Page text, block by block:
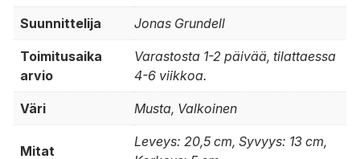
Suunnittelija Jonas Grundell
Toimitusaika
arvio
Varastosta 1-2 päivää, tilattaessa
4-6 viikkoa.
Väri Musta, Valkoinen
Mitat
Leveys: 20,5 cm, Syvyys: 13 cm,